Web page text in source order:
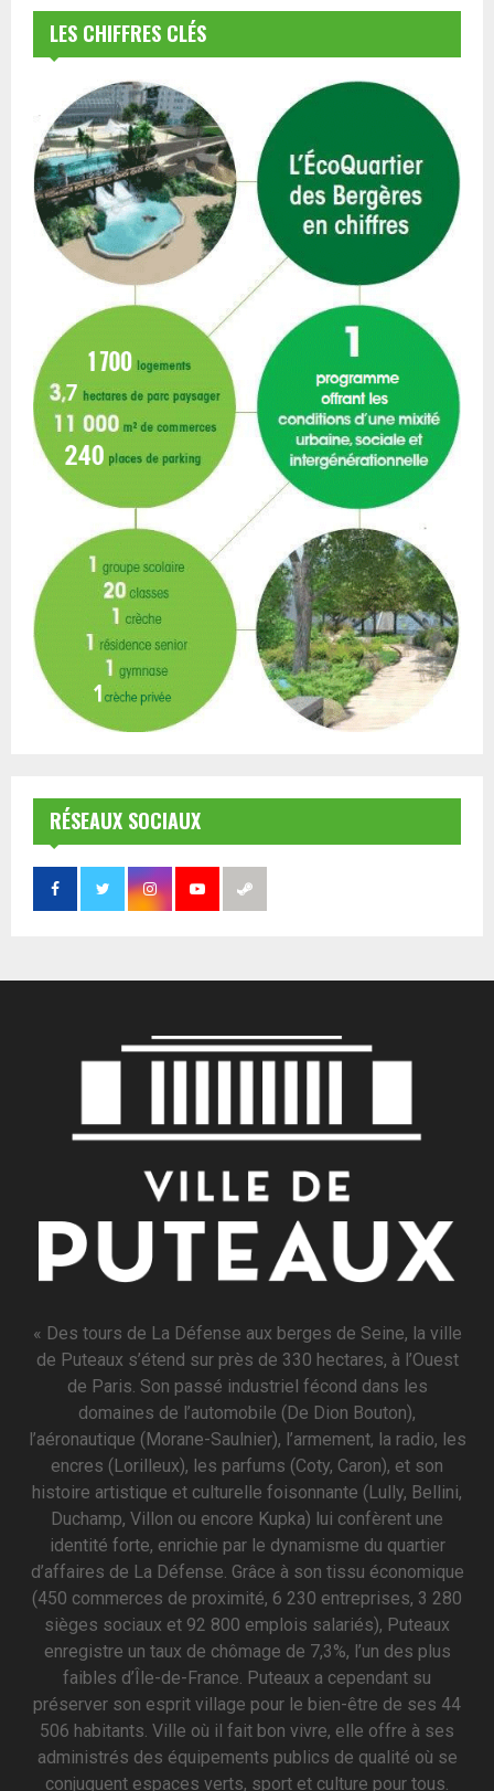
LES CHIFFRES CLÉS
RÉSEAUX SOCIAUX
« Des tours de La Défense aux berges de Seine, la ville
de Puteaux s’étend sur près de 330 hectares, à l’Ouest
de Paris. Son passé industriel fécond dans les
domaines de l’automobile (De Dion Bouton),
l’aéronautique (Morane-Saulnier), l’armement, la radio, les
encres (Lorilleux), les parfums (Coty, Caron), et son
histoire artistique et culturelle foisonnante (Lully, Bellini,
Duchamp, Villon ou encore Kupka) lui confèrent une
identité forte, enrichie par le dynamisme du quartier
d’affaires de La Défense. Grâce à son tissu économique
(450 commerces de proximité, 6 230 entreprises, 3 280
sièges sociaux et 92 800 emplois salariés), Puteaux
enregistre un taux de chômage de 7,3%, l’un des plus
faibles d’Île-de-France. Puteaux a cependant su
préserver son esprit village pour le bien-être de ses 44
506 habitants. Ville où il fait bon vivre, elle offre à ses
administrés des équipements publics de qualité où se
conjuguent espaces verts, sport et culture pour tous.